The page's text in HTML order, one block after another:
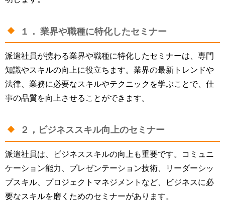
１． 業界や職種に特化したセミナー
派遣社員が携わる業界や職種に特化したセミナーは、専門
知識やスキルの向上に役立ちます。業界の最新トレンドや
法律、業務に必要なスキルやテクニックを学ぶことで、仕
事の品質を向上させることができます。
２，ビジネススキル向上のセミナー
派遣社員は、ビジネススキルの向上も重要です。コミュニ
ケーション能力、プレゼンテーション技術、リーダーシッ
プスキル、プロジェクトマネジメントなど、ビジネスに必
要なスキルを磨くためのセミナーがあります。